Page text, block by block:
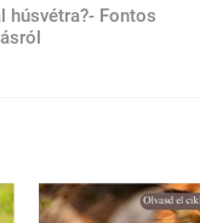
húsvétra?- Fontos